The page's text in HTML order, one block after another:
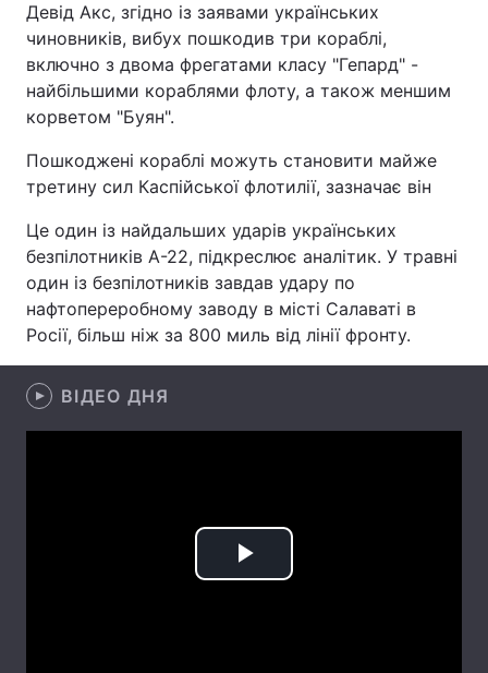
Техно і зв'язок Лайт
Зброя Інциденти
Здоров'я
Цікавинки Погода
Лонгріди
Відео з Youtube Статті
Девід Акс, згідно із заявами українських
чиновників, вибух пошкодив три кораблі,
включно з двома фрегатами класу "Гепард" -
найбільшими кораблями флоту, а також меншим
корветом "Буян".
Пошкоджені кораблі можуть становити майже
третину сил Каспійської флотилії, зазначає він
Це один із найдальших ударів українських
безпілотників А-22, підкреслює аналітик. У травні
один із безпілотників завдав удару по
нафтопереробному заводу в місті Салаваті в
Росії, більш ніж за 800 миль від лінії фронту.
ВІДЕО ДНЯ
Play